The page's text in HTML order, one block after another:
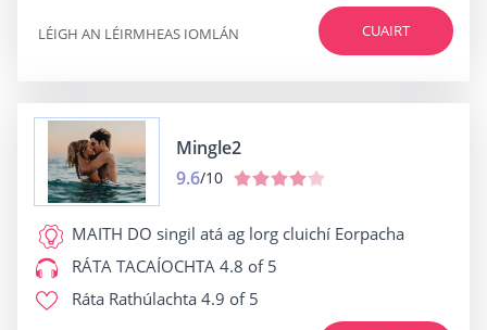
CUAIRT
LÉIGH AN LÉIRMHEAS IOMLÁN
Mingle2
9.6/10
MAITH DO singil atá ag lorg cluichí Eorpacha
RÁTA TACAÍOCHTA 4.8 of 5
Ráta Rathúlachta 4.9 of 5